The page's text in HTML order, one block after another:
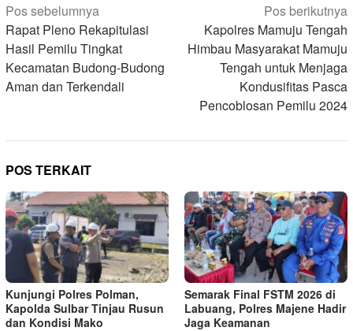
Navigasi
pos
Pos sebelumnya
Rapat Pleno Rekapitulasi
Hasil Pemilu Tingkat
Kecamatan Budong-Budong
Aman dan Terkendali
Pos berikutnya
Kapolres Mamuju Tengah
Himbau Masyarakat Mamuju
Tengah untuk Menjaga
Kondusifitas Pasca
Pencoblosan Pemilu 2024
POS TERKAIT
Kunjungi Polres Polman,
Kapolda Sulbar Tinjau Rusun
dan Kondisi Mako
Semarak Final FSTM 2026 di
Labuang, Polres Majene Hadir
Jaga Keamanan